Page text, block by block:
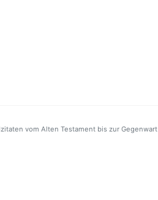
vom Alten Testament bis zur Gegenwart